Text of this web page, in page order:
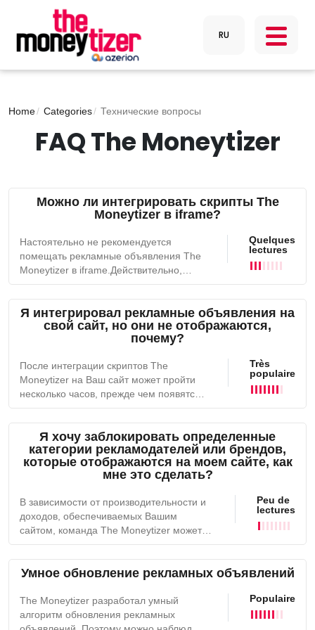
Home Categories Технические вопросы
FAQ The Moneytizer
Можно ли интегрировать скрипты The
Moneytizer в iframe?
Настоятельно не рекомендуется
помещать рекламные объявления The
Moneytizer в iframe.Действительно,
если скрипт The Moneytizer находится в
iframe, покупатели не могут получить
доступ к конечному url, на котором
транслируется реклама.Поэтому
количество рекламных кампаний,
значительно сократиться и, как
следствие, привести к потере
дохода.Если вы используете GAM
(Google Ad Manager) для интеграции
рекламы The Moneytizer, обязательно
снимите галочку с "Served into a
Safeframe", чтобы покупатели могли
получить доступ к информации Вашего
Quelques
lectures
Я интегрировал рекламные объявления на
свой сайт, но они не отображаются,
почему?
После интеграции скриптов The
Moneytizer на Ваш сайт может пройти
несколько часов, прежде чем появятся
первые рекламные объявления.Однако
если через несколько часов Вы все еще
видите пустые рекламные места, есть
несколько причин:Вы не интегрировали
CMP (баннер согласия), поэтому
реклама The Moneytizer не может
форматов, предлагаемых The
Moneytizer, не имеют 100%
заполняемости. Из-за высокого CPM
рекламодатели решают показывать
свои кампании только небольшой части
ваших пользователей.Вы являетесь
имеет "рекламной ценности" для
рекламодателей. Наши партнеры
Très
populaire
Я хочу заблокировать определенные
категории рекламодателей или брендов,
которые отображаются на моем сайте, как
мне это сделать?
В зависимости от производительности и
доходов, обеспечиваемых Вашим
сайтом, команда The Moneytizer может
создать черный список (список
рекламодателей, которые будут
заблокированы).Чтобы запросить черный
службу поддержки.Также следует
помнить, что слишком большое
Peu de
lectures
Умное обновление рекламных объявлений
The Moneytizer разработал умный
алгоритм обновления рекламных
Populaire